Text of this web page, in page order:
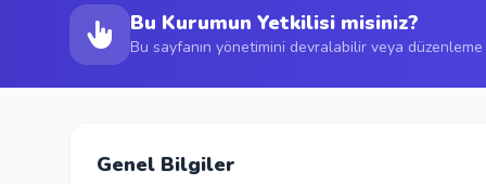
Bu Kurumun Yetkilisi misiniz?
Bu sayfanın yönetimini devralabilir veya
Genel Bilgiler